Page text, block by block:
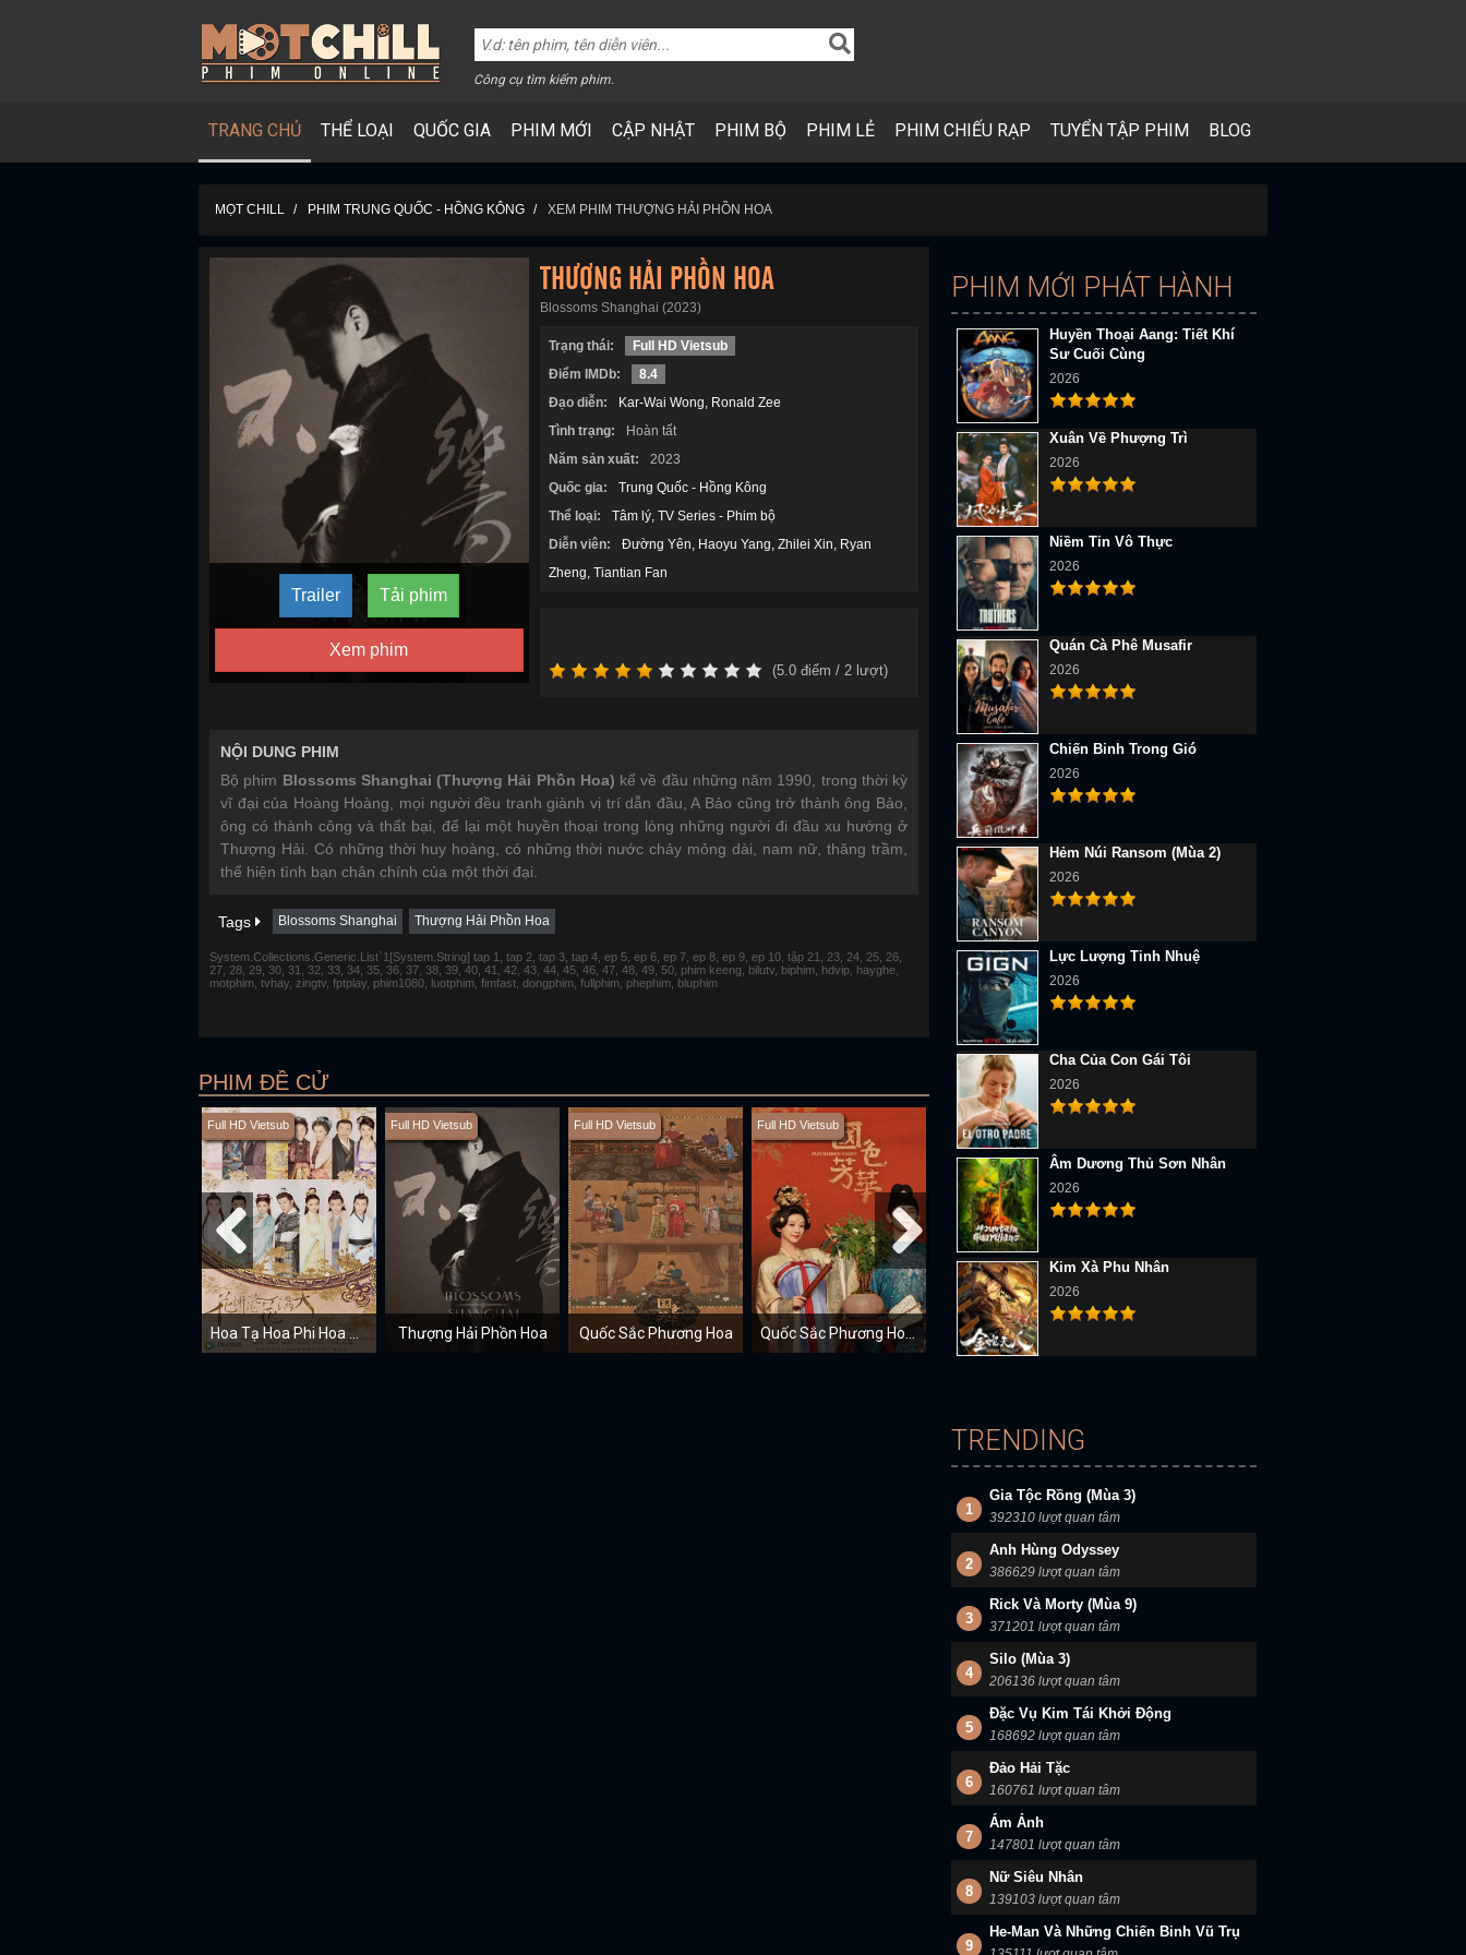
Công cụ tìm kiếm phim.
TRANG CHỦ THỂ LOẠI QUỐC GIA PHIM MỚI CẬP NHẬT PHIM BỘ PHIM LẺ PHIM CHIẾU RẠP TUYỂN TẬP PHIM BLOG
MỌT CHILL PHIM TRUNG QUỐC - HỒNG KÔNG XEM PHIM THƯỢNG HẢI PHỒN HOA
Trailer Tải phim
Xem phim
THƯỢNG HẢI PHỒN HOA
Blossoms Shanghai (2023)
Trạng thái:
Full HD Vietsub
Điểm IMDb:
8.4
Đạo diễn:
Kar-Wai Wong
Ronald Zee
Tình trạng:
Hoàn tất
Năm sản xuất:
2023
Quốc gia:
Trung Quốc - Hồng Kông
Thể loại:
Tâm lý TV Series - Phim bộ
Diễn viên:
Đường Yên Haoyu Yang Zhilei Xin
Ryan
Zheng Tiantian Fan
(5.0điểm / 2lượt)
NỘI DUNG PHIM
Bộ phim Blossoms Shanghai (Thượng Hải Phồn Hoa) kể về đầu những năm 1990, trong thời kỳ
vĩ đại của Hoàng Hoàng, mọi người đều tranh giành vị trí dẫn đầu, A Bảo cũng trở thành ông Bảo,
ông có thành công và thất bại, để lại một huyền thoại trong lòng những người đi đầu xu hướng ở
Thượng Hải. Có những thời huy hoàng, có những thời nước chảy mỏng dài, nam nữ, thăng trầm,
thể hiện tình bạn chân chính của một thời đại.
Tags Blossoms Shanghai Thượng Hải Phồn Hoa
System.Collections.Generic.List`1[System.String] tap 1, tap 2, tap 3, tap 4, ep 5, ep 6, ep 7, ep 8, ep 9, ep 10, tập 21, 23, 24, 25, 26,
27, 28, 29, 30, 31, 32, 33, 34, 35, 36, 37, 38, 39, 40, 41, 42, 43, 44, 45, 46, 47, 48, 49, 50, phim keeng, bilutv, biphim, hdvip, hayghe,
motphim, tvhay, zingtv, fptplay, phim1080, luotphim, fimfast, dongphim, fullphim, phephim, bluphim
PHIM ĐỀ CỬ
Full HD Vietsub
Hoa Tạ Hoa Phi Hoa Mãn Thiên
Full HD Vietsub
Thượng Hải Phồn Hoa
Full HD Vietsub
Quốc Sắc Phương Hoa
Full HD Vietsub Full HD Vietsub
Hoa Nguyệt
PHIM MỚI PHÁT HÀNH
Huyền Thoại Aang: Tiết Khí
Sư Cuối Cùng
2026
Xuân Về Phượng Trì
2026
Niềm Tin Vô Thực
2026
Quán Cà Phê Musafir
2026
Chiến Binh Trong Gió
2026
Hẻm Núi Ransom (Mùa 2)
2026
Lực Lượng Tinh Nhuệ
2026
Cha Của Con Gái Tôi
2026
Âm Dương Thủ Sơn Nhân
2026
Kim Xà Phu Nhân
2026
TRENDING
1
Gia Tộc Rồng (Mùa 3)
392310 lượt quan tâm
2
Anh Hùng Odyssey
386629 lượt quan tâm
3
Rick Và Morty (Mùa 9)
371201 lượt quan tâm
4
Silo (Mùa 3)
206136 lượt quan tâm
5
Đặc Vụ Kim Tái Khởi Động
168692 lượt quan tâm
6
Đảo Hải Tặc
160761 lượt quan tâm
7
Ám Ảnh
147801 lượt quan tâm
8
Nữ Siêu Nhân
139103 lượt quan tâm
9
He-Man Và Những Chiến Binh Vũ Trụ